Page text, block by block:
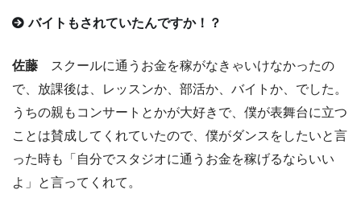
バイトもされていたんですか！？
佐藤 スクールに通うお金を稼がなきゃいけなかったの
で、放課後は、レッスンか、部活か、バイトか、でした。
うちの親もコンサートとかが大好きで、僕が表舞台に立つ
ことは賛成してくれていたので、僕がダンスをしたいと言
った時も「自分でスタジオに通うお金を稼げるならいい
よ」と言ってくれて。